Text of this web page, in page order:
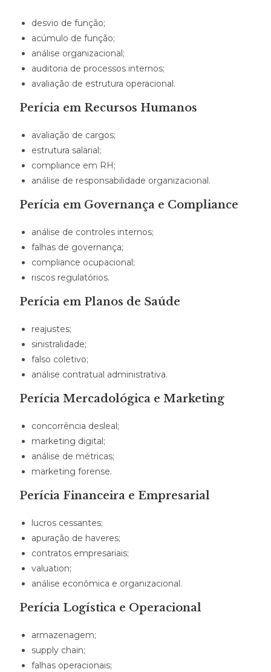
desvio de função;
acúmulo de função;
análise organizacional;
auditoria de processos internos;
avaliação de estrutura operacional.
Perícia em Recursos Humanos
avaliação de cargos;
estrutura salarial;
compliance em RH;
análise de responsabilidade organizacional.
Perícia em Governança e Compliance
análise de controles internos;
falhas de governança;
compliance ocupacional;
riscos regulatórios.
Perícia em Planos de Saúde
reajustes;
sinistralidade;
falso coletivo;
análise contratual administrativa.
Perícia Mercadológica e Marketing
concorrência desleal;
marketing digital;
análise de métricas;
marketing forense.
Perícia Financeira e Empresarial
lucros cessantes;
apuração de haveres;
contratos empresariais;
valuation;
análise econômica e organizacional.
Perícia Logística e Operacional
armazenagem;
supply chain;
falhas operacionais;